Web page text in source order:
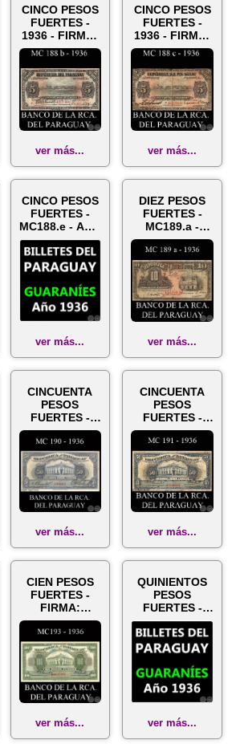
CINCO PESOS
FUERTES -
1936 - FIRMA:
EVELIO
HORACIO
CAR...
ver más...
CINCO PESOS
FUERTES -
1936 - FIRMA:
EVELIO
FRANCISCO
C...
ver más...
CINCO PESOS
FUERTES -
MC188.e - AÑO
1936
ver más...
DIEZ PESOS
FUERTES -
MC189.a -
FIRMA: CIRILO
MILLERES –
FRANCISCO...
ver más...
CINCUENTA
PESOS
FUERTES -
MC190 -
FIRMAS:
HARMONIO
GONZÁLEZ -
CAR...
ver más...
CINCUENTA
PESOS
FUERTES -
MC191 -
FIRMA:
HARMONIO
GONZÁLEZ -
CARL...
ver más...
CIEN PESOS
FUERTES -
FIRMA:
HARMONIO
GONZÁLEZ -
CARLOS
PEDRETTI
ver más...
QUINIENTOS
PESOS
FUERTES -
MC194 -
FIRMA:
HARMONIO
CAR...
ver más...